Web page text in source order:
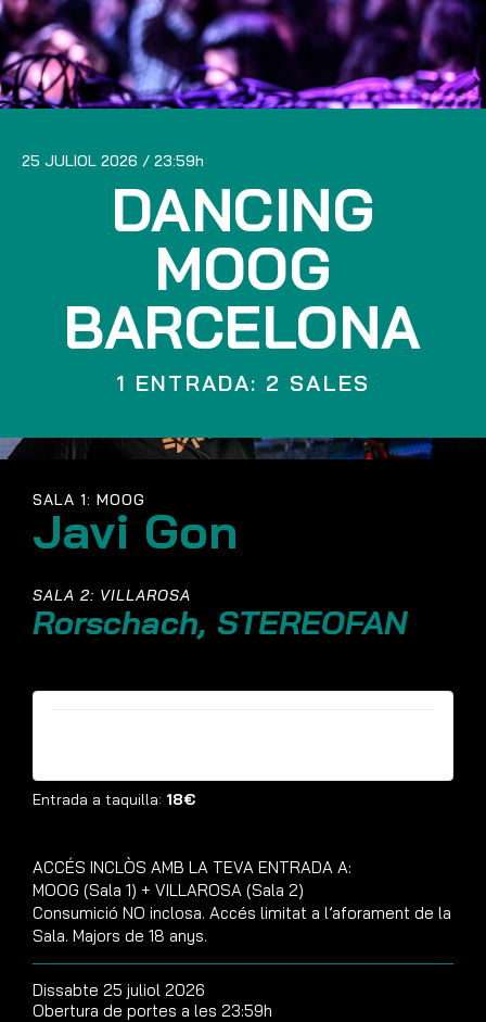
25 JULIOL 2026 23:59
DANCING
MOOG
BARCELONA
1 ENTRADA: 2 SALES
SALA 1: MOOG
Javi Gon
SALA 2: VILLAROSA
Rorschach, STEREOFAN
Entrada a taquilla: 18€
ACCÉS INCLÒS AMB LA TEVA ENTRADA A:
MOOG (Sala 1) + VILLAROSA (Sala 2)
Consumició NO inclosa. Accés limitat a l’aforament de la
Sala. Majors de 18 anys.
Dissabte 25 juliol 2026
Obertura de portes a les 23:59h